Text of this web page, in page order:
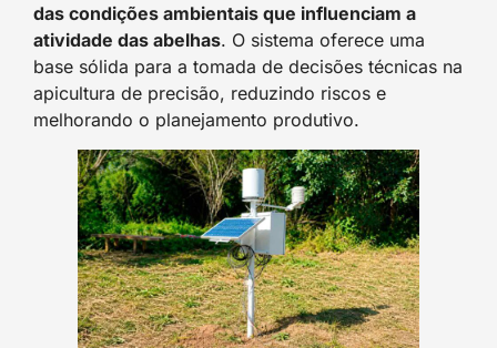
das condições ambientais que influenciam a
atividade das abelhas. O sistema oferece uma
base sólida para a tomada de decisões técnicas na
apicultura de precisão, reduzindo riscos e
melhorando o planejamento produtivo.